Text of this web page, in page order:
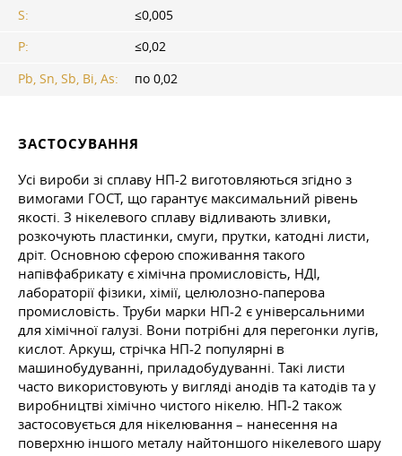
S:
≤0,005
P:
≤0,02
Pb, Sn, Sb, Bi, As:
по 0,02
ЗАСТОСУВАННЯ
Усі вироби зі сплаву НП-2 виготовляються згідно з
вимогами ГОСТ, що гарантує максимальний рівень
якості. З нікелевого сплаву відливають зливки,
розкочують пластинки, смуги, прутки, катодні листи,
дріт. Основною сферою споживання такого
напівфабрикату є хімічна промисловість, НДІ,
лабораторії фізики, хімії, целюлозно-паперова
промисловість. Труби марки НП-2 є універсальними
для хімічної галузі. Вони потрібні для перегонки лугів,
кислот. Аркуш, стрічка НП-2 популярні в
машинобудуванні, приладобудуванні. Такі листи
часто використовують у вигляді анодів та катодів та у
виробництві хімічно чистого нікелю. НП-2 також
застосовується для нікелювання – нанесення на
поверхню іншого металу найтоншого нікелевого шару